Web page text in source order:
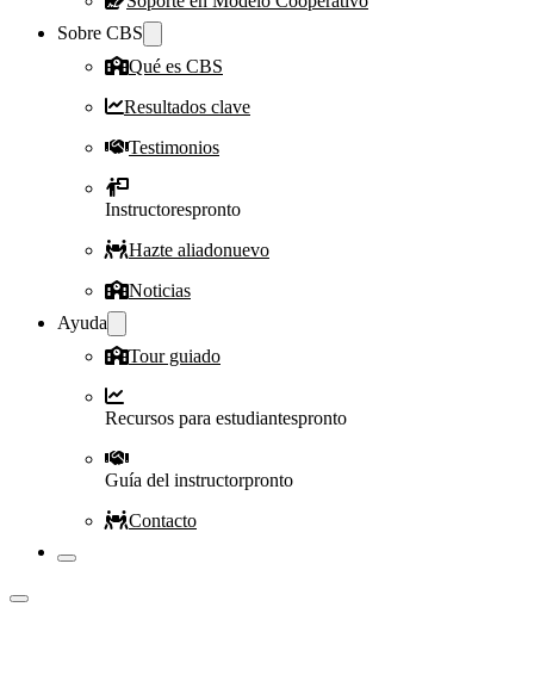
Sobre CBS
Qué es CBS
Resultados clave
Testimonios
Instructorespronto
Hazte aliadonuevo
Noticias
Ayuda
Tour guiado
Recursos para estudiantespronto
Guía del instructorpronto
Contacto